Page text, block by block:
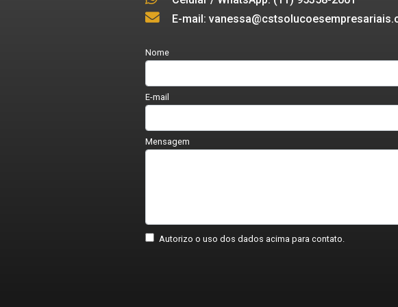
E-mail:
Nome
E-mail
Mensagem
Autorizo o uso dos dados acima para contato.